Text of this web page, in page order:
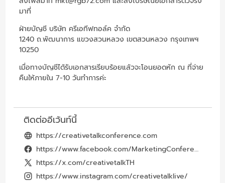
มาที่
ฝ่ายบัญชี บริษัท ครีเอทีฟทอล์ค จำกัด
1240 ถ.พัฒนาการ แขวงสวนหลวง เขตสวนหลวง กรุงเทพฯ
10250
เมื่อทางบัญชีได้รับเอกสารเรียบร้อยแล้วจะโอนยอดหัก ณ ที่จ่าย
คืนให้ภายใน 7-10 วันทำการค่ะ
ติดต่ออีเว้นท์นี้
https://creativetalkconference.com
https://www.facebook.com/MarketingConferenceTH
https://x.com/creativetalkTH
https://www.instagram.com/creativetalklive/